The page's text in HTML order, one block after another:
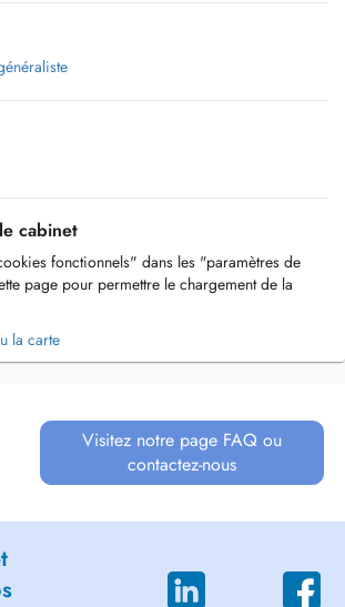
cabinet
fonctionnels" dans les "paramètres de
page pour permettre le chargement de la
la carte
Visitez notre page FAQ ou
contactez-nous